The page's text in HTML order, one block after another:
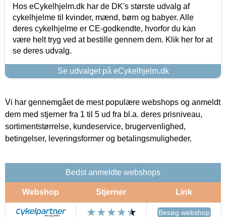
Hos eCykelhjelm.dk har de DK's største udvalg af
cykelhjelme til kvinder, mænd, børn og babyer. Alle
deres cykelhjelme er CE-godkendte, hvorfor du kan
være helt tryg ved at bestille gennem dem. Klik her for at
se deres udvalg.
Se udvalget på eCykelhjelm.dk
Vi har gennemgået de mest populære webshops og anmeldt
dem med stjerner fra 1 til 5 ud fra bl.a. deres prisniveau,
sortimentstørrelse, kundeservice, brugervenlighed,
betingelser, leveringsformer og betalingsmuligheder.
Bedst anmeldte webshops
Webshop Stjerner Link
Besøg webshop